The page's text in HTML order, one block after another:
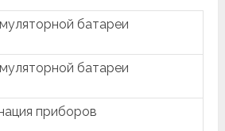
батареи
батареи
приборов